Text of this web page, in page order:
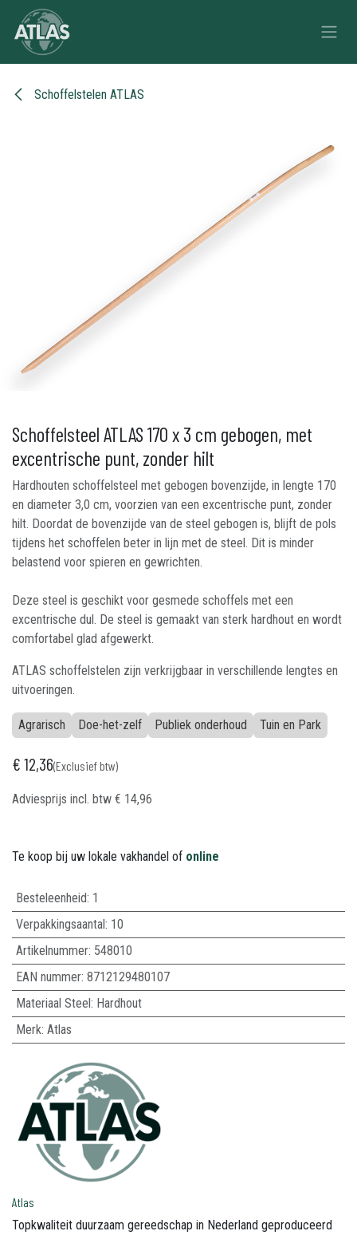
Overslaan naar inhoud
Schoffelstelen ATLAS
Schoffelsteel ATLAS 170 x 3 cm gebogen, met
excentrische punt, zonder hilt
Hardhouten schoffelsteel met gebogen bovenzijde, in lengte 170
en diameter 3,0 cm, voorzien van een excentrische punt, zonder
hilt. Doordat de bovenzijde van de steel gebogen is, blijft de pols
tijdens het schoffelen beter in lijn met de steel. Dit is minder
belastend voor spieren en gewrichten.
Deze steel is geschikt voor gesmede schoffels met een
excentrische dul. De steel is gemaakt van sterk hardhout en wordt
comfortabel glad afgewerkt.
ATLAS schoffelstelen zijn verkrijgbaar in verschillende lengtes en
uitvoeringen.
Agrarisch Doe-het-zelf Publiek onderhoud Tuin en Park
€12,36(Exclusief btw)
Adviesprijs incl. btw € 14,96
Te koop bij uw lokale vakhandel of online
Besteleenheid: 1
Verpakkingsaantal: 10
Artikelnummer: 548010
EAN nummer: 8712129480107
Materiaal Steel: Hardhout
Merk: Atlas
Atlas
Topkwaliteit duurzaam gereedschap in Nederland geproduceerd